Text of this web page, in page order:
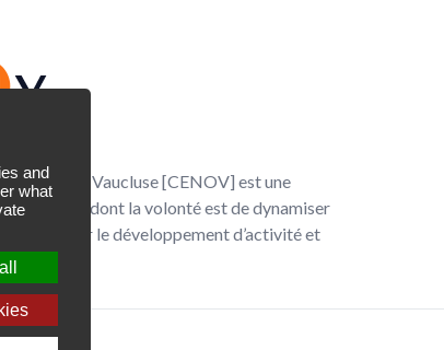
du Nord Vaucluse [CENOV] est une
dont la volonté est de dynamiser
par le développement d’activité et
and
what